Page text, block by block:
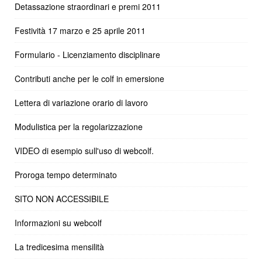
Detassazione straordinari e premi 2011
Festività 17 marzo e 25 aprile 2011
Formulario - Licenziamento disciplinare
Contributi anche per le colf in emersione
Lettera di variazione orario di lavoro
Modulistica per la regolarizzazione
VIDEO di esempio sull'uso di webcolf.
Proroga tempo determinato
SITO NON ACCESSIBILE
Informazioni su webcolf
La tredicesima mensilità